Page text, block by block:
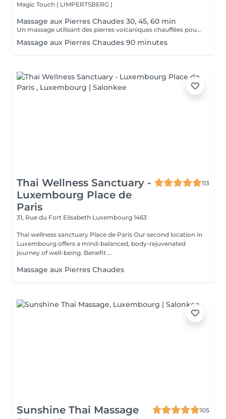
Magic Touch ( LIMPERTSBERG )
Massage aux Pierres Chaudes 30, 45, 60 min
Un massage utilisant des pierres volcaniques chauffées pour détendre les muscles en profondeur et stimuler la circulation. Un soin réconfortant et enveloppant.
Massage aux Pierres Chaudes 90 minutes
Thai Wellness Sanctuary -
Luxembourg Place de
Paris
113
31, Rue du Fort Elisabeth Luxembourg 1463
Thai wellness sanctuary Place de Paris Our second location in
Luxembourg offers a mind-balanced, body-rejuvenated
journey of well-being. Benefit ...
Massage aux Pierres Chaudes
Sunshine Thai Massage
105